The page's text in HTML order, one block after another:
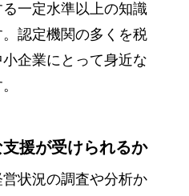
一定水準以上の知識
認定機関の多くを税
企業にとって身近な
援が受けられるか
状況の調査や分析か